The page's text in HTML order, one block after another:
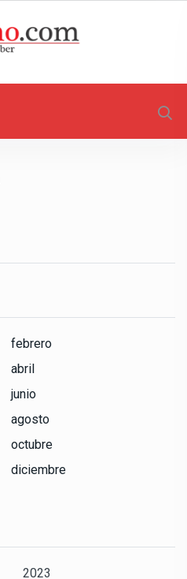
febrero
abril
junio
agosto
octubre
diciembre
2023